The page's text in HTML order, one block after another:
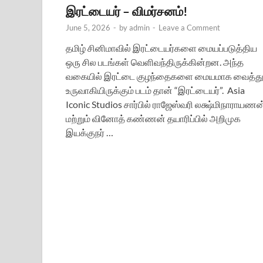
இரட்டையர் – விமர்சனம்!
June 5, 2026 - byadmin - Leave a Comment
தமிழ் சினிமாவில் இரட்டையர்களை மையப்படுத்திய
ஒரு சில படங்கள் வெளிவந்திருக்கின்றன. அந்த
வகையில் இரட்டை குழந்தைகளை மையமாக வைத்து
உருவாகியிருக்கும் படம் தான் “இரட்டையர்”. Asia
Iconic Studios சார்பில் ராஜேஸ்வரி
மற்றும் வினோத் கண்ணன் தயாரிப்பில் அறிமுக
இயக்குநர் …